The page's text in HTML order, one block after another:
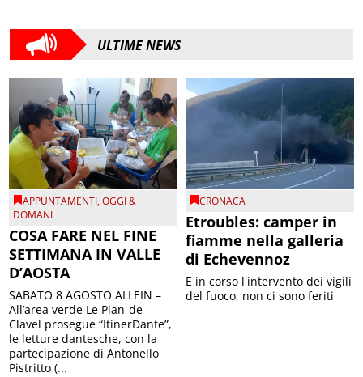
ULTIME NEWS
APPUNTAMENTI,OGGI &
DOMANI
COSA FARE NEL FINE
SETTIMANA IN VALLE
D’AOSTA
SABATO 8 AGOSTO ALLEIN –
All’area verde Le Plan-de-
Clavel prosegue “ItinerDante”,
le letture dantesche, con la
partecipazione di Antonello
Pistritto (...
CRONACA
Etroubles: camper in
fiamme nella galleria
di Echevennoz
E in corso l'intervento dei vigili
del fuoco, non ci sono feriti